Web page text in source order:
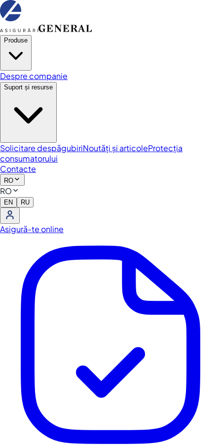
Produse
Despre companie
Suport și resurse
Solicitare despăgubiriNoutăți și articoleProtecția
consumatorului
Contacte
RO
RO
EN RU
Asigură-te online